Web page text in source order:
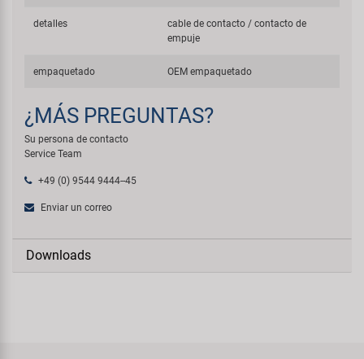
detalles
cable de contacto / contacto de
empuje
empaquetado OEM empaquetado
¿MÁS PREGUNTAS?
Su persona de contacto
Service Team
+49 (0) 9544 9444--45
Enviar un correo
Downloads